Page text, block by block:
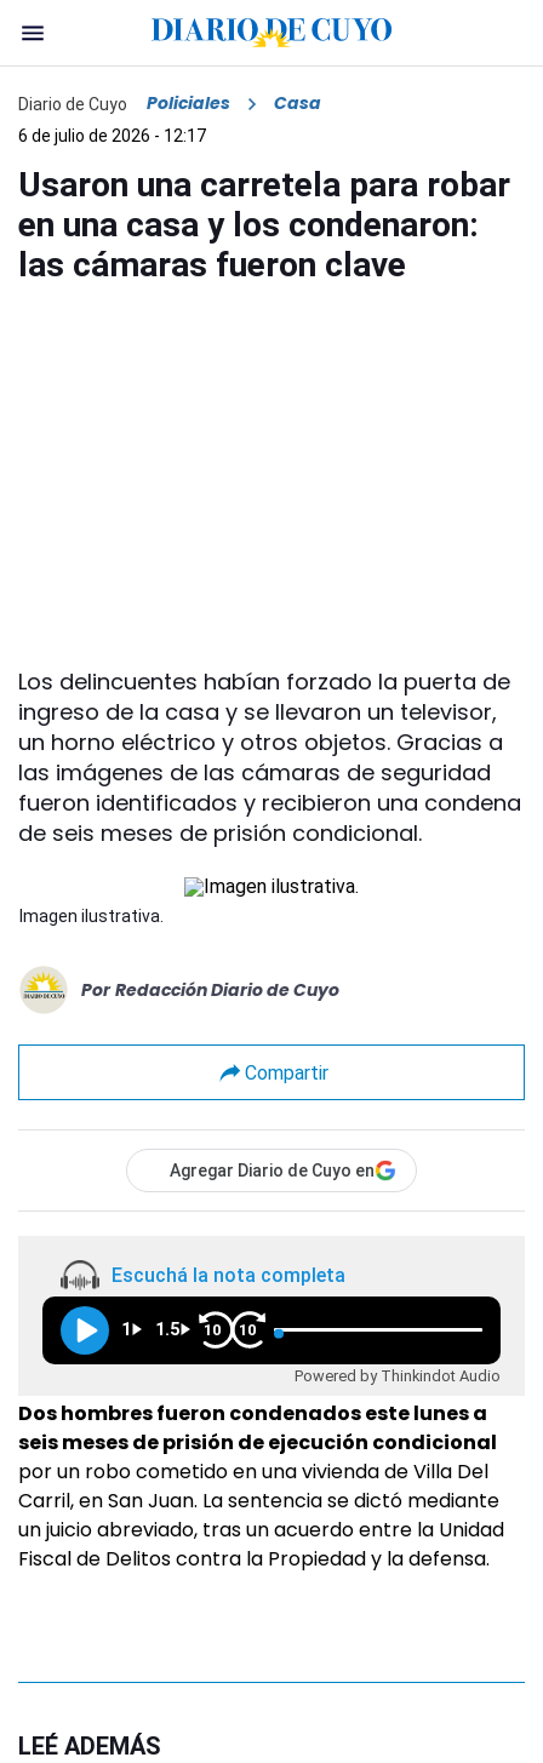
Diario de Cuyo Policiales Casa
6 de julio de 2026 - 12:17
Usaron una carretela para robar
en una casa y los condenaron:
las cámaras fueron clave
Los delincuentes habían forzado la puerta de
ingreso de la casa y se llevaron un televisor,
un horno eléctrico y otros objetos. Gracias a
las imágenes de las cámaras de seguridad
fueron identificados y recibieron una condena
de seis meses de prisión condicional.
Imagen ilustrativa.
Por Redacción Diario de Cuyo
Compartir
Agregar Diario de Cuyo en
Escuchá la nota completa
1 1.5 10 10
Powered by Thinkindot Audio
Dos hombres fueron condenados este lunes a
seis meses de prisión de ejecución condicional
por un robo cometido en una vivienda de Villa Del
Carril, en San Juan. La sentencia se dictó mediante
un juicio abreviado, tras un acuerdo entre la Unidad
Fiscal de Delitos contra la Propiedad y la defensa.
LEÉ ADEMÁS